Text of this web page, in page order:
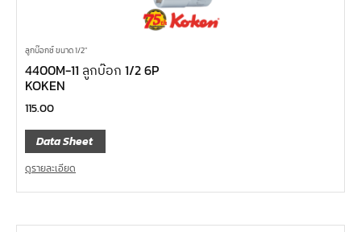
ลูกบ๊อกซ์ ขนาด 1/2"
4400M-11 ลูกบ๊อก 1/2 6P
KOKEN
115.00
Data Sheet
ดูรายละเอียด